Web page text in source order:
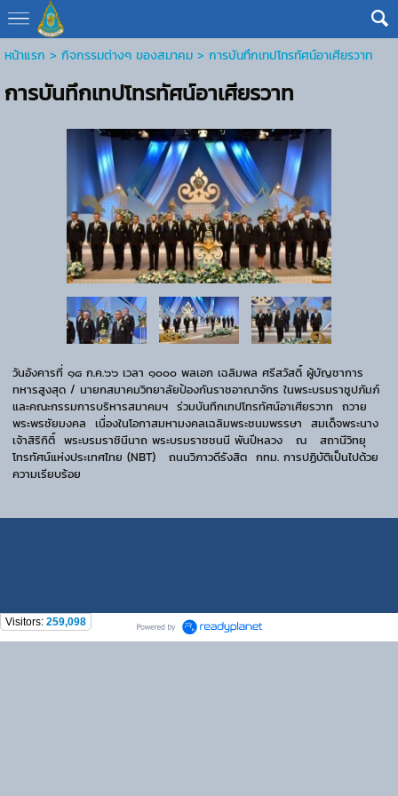
หน้าแรก > กิจกรรมต่างๆ ของสมาคม > การบันทึกเทปโทรทัศน์อาเศียรวาท
การบันทึกเทปโทรทัศน์อาเศียรวาท
วันอังคารที่ ๑๘ ก.ค.๖๖ เวลา ๑๐๐๐ พลเอก เฉลิมพล ศรีสวัสดิ์ ผู้บัญชาการ
ทหารสูงสุด / นายกสมาคมวิทยาลัยป้องกันราชอาณาจักร ในพระบรมราชูปภัมภ์
และคณะกรรมการบริหารสมาคมฯ ร่วมบันทึกเทปโทรทัศน์อาเศียรวาท ถวาย
พระพรชัยมงคล เนื่องในโอกาสมหามงคลเฉลิมพระชนมพรรษา สมเด็จพระนาง
เจ้าสิริกิติ์ พระบรมราชินีนาถ พระบรมราชชนนี พันปีหลวง ณ สถานีวิทยุ
โทรทัศน์แห่งประเทศไทย (NBT) ถนนวิภาวดีรังสิต กทม. การปฏิบัติเป็นไปด้วย
ความเรียบร้อย
Visitors: 259,098